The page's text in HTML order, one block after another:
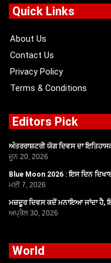
Quick Links
About Us
Contact Us
Privacy Policy
Terms & Conditions
Editors Pick
ਅੰਤਰਰਾਸ਼ਟਰੀ ਯੋਗ ਦਿਵਸ ਦਾ
ਜੂਨ 20, 2026
Blue Moon 2026 : ਇਸ ਦਿਨ
ਮਈ 7, 2026
ਮਜ਼ਦੂਰ ਦਿਵਸ ਕਦੋਂ ਮਨਾਇਆ ਜਾਂਦਾ ਹੈ,
ਅਪ੍ਰੈਲ 30, 2026
World